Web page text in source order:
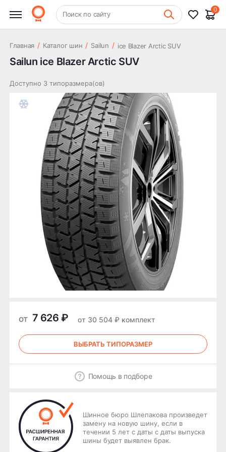
+7 (831) 261-35-35 Шиномонтаж
Поиск по сайту
0
Главная / Каталог шин / Sailun / ice Blazer Arctic SUV
Sailun ice Blazer Arctic SUV
Доступно 3 типоразмера(ов)
от 7 626 ₽ от 30 504 ₽ комплект
ВЫБРАТЬ ТИПОРАЗМЕР
Помощь в подборе
Шинное бюро Шлепакова произведет
замену на новую шину, если в
течении 5 лет с даты с даты выпуска
шины будет выявлен брак.